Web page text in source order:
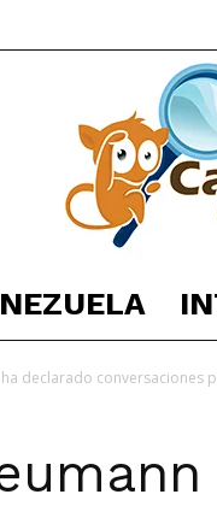
declarado conversaciones